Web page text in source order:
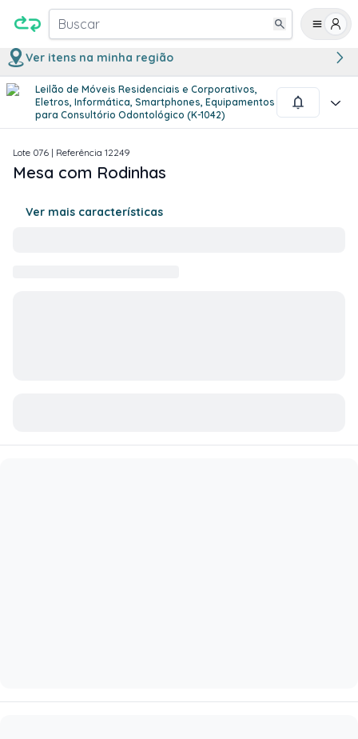
Buscar
Ver itens na minha região
Leilão de Móveis Residenciais e Corporativos,
Eletros, Informática, Smartphones, Equipamentos
para Consultório Odontológico (K-1042)
/2
Lote 076 | Referência 12249
Mesa com Rodinhas
Ver mais características